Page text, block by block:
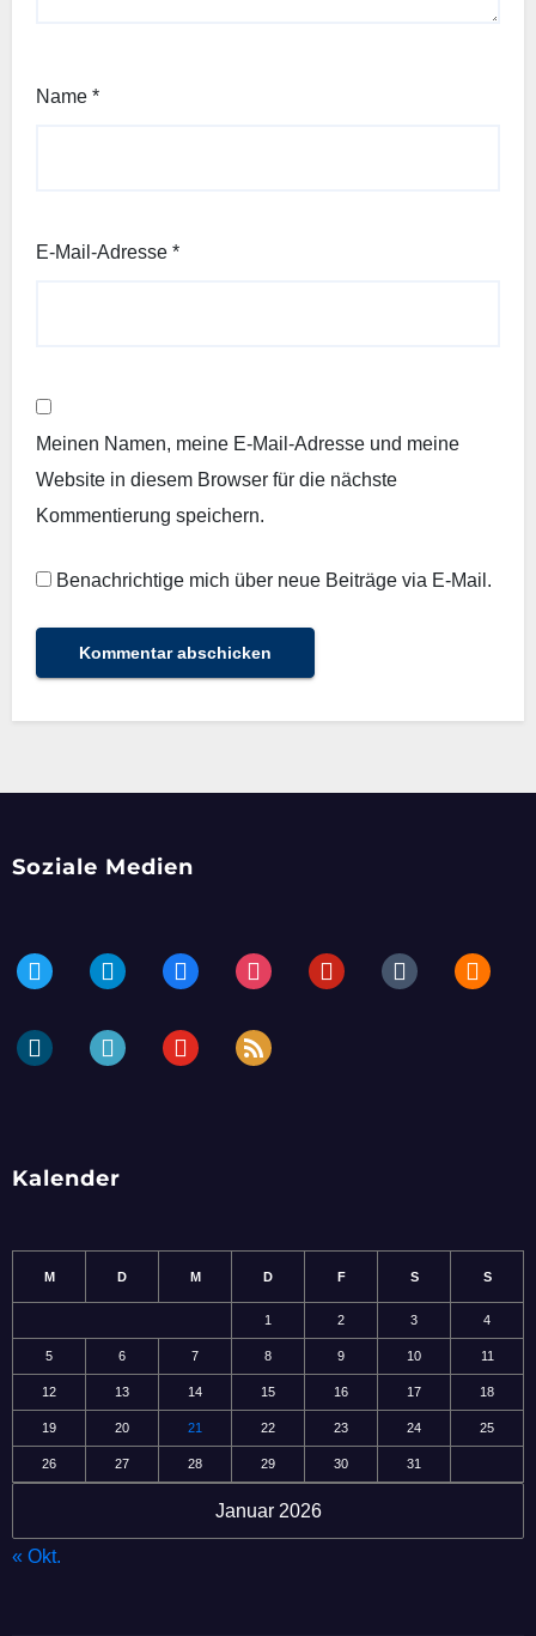
Name *
E-Mail-Adresse *
Meinen Namen, meine E-Mail-Adresse und meine
Website in diesem Browser für die nächste
Kommentierung speichern.
Benachrichtige mich über neue Beiträge via E-Mail.
Soziale Medien
twitter telegramfacebookinstagrampinteresttumblr blogger
dailymotionperiscopeyoutube rss
Kalender
Januar 2026
M D M D F S S
1 2 3 4
5 6 7 8 9 10 11
12 13 14 15 16 17 18
19 20 21 22 23 24 25
26 27 28 29 30 31
« Okt.